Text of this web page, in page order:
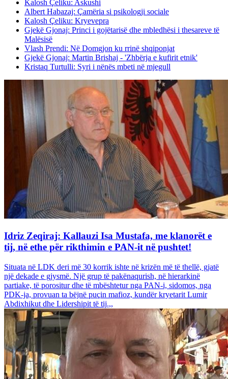
Kalosh Çeliku: Askushi
Albert Habazaj: Çamëria si psikologji sociale
Kalosh Çeliku: Kryevepra
Gjekë Gjonaj: Princi i gojëtarisë dhe mbledhësi i thesareve të
Malësisë
Vlash Prendi: Në Domgjon ku rrinë shqiponjat
Gjekë Gjonaj: Martin Brishaj - 'Zhbërja e kufirit etnik'
Kristaq Turtulli: Syri i nënës mbeti në mjegull
Idriz Zeqiraj: Kallauzi Isa Mustafa, me klanorët e
tij, në ethe për rikthimin e PAN-it në pushtet!
Situata në LDK deri më 30 korrik ishte në krizën më të thellë, gjatë
një dekade e gjysmë. Një grup të pakënaqurish, në hierarkinë
partiake, të porositur dhe të mbështetur nga PAN-i, sidomos, nga
PDK-ja, provuan ta bëjnë puçin mafioz, kundër kryetarit Lumir
Abdixhikut dhe Lidershipit të tij.,,